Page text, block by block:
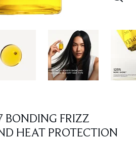
BONDING FRIZZ
HEAT PROTECTION